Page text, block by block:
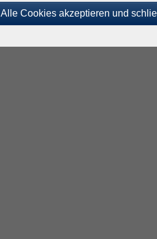
Alle Cookies akzeptieren und